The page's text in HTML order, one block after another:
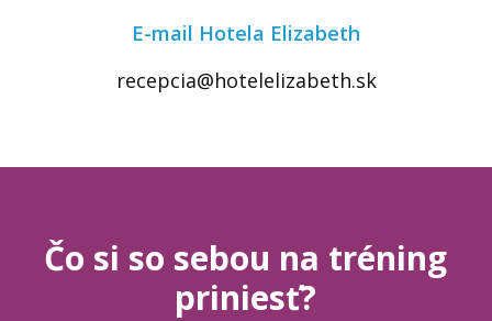
E-mail Hotela Elizabeth
recepcia@hotelelizabeth.sk
Čo si so sebou na tréning
priniesť?